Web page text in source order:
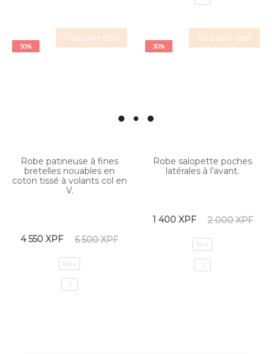
Très bon état
30%
Robe patineuse à fines
bretelles nouables en
coton tissé à volants col en
V.
6 500XPF
4 550 XPF
Bleu
S
Très bon état
30%
Robe salopette poches
latérales à l’avant.
2 000XPF
1 400 XPF
Noir
S